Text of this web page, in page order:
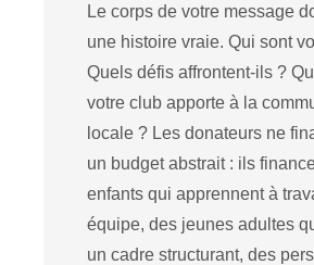
Le corps de votre message
une histoire vraie. Qui sont
Quels défis affrontent-ils ?
votre club apporte à la
locale ? Les donateurs ne
un budget abstrait : ils
enfants qui apprennent à
équipe, des jeunes adultes
un cadre structurant, des